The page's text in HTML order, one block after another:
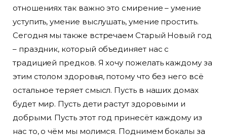
отношениях так важно это смирение – умение
уступить, умение выслушать, умение простить.
Сегодня мы также встречаем Старый Новый год
– праздник, который объединяет нас с
традицией предков. Я хочу пожелать каждому за
этим столом здоровья, потому что без него всё
остальное теряет смысл. Пусть в наших домах
будет мир. Пусть дети растут здоровыми и
добрыми. Пусть этот год принесёт каждому из
нас то, о чём мы молимся. Поднимем бокалы за